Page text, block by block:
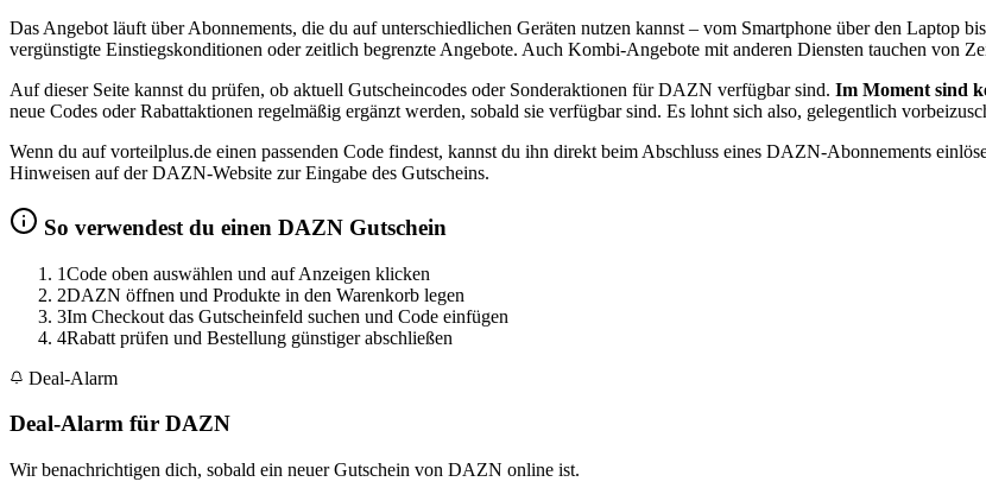
Das Angebot läuft über Abonnements, die du auf unterschiedlichen Geräten nutzen kannst – vom Smartphone über den
vergünstigte Einstiegskonditionen oder zeitlich begrenzte Angebote. Auch Kombi-Angebote mit anderen Diensten tauchen von
Auf dieser Seite kannst du prüfen, ob aktuell Gutscheincodes oder Sonderaktionen für DAZN verfügbar sind. Im Moment sind
neue Codes oder Rabattaktionen regelmäßig ergänzt werden, sobald sie verfügbar sind. Es lohnt sich also, gelegentlich
Wenn du auf vorteilplus.de einen passenden Code findest, kannst du ihn direkt beim Abschluss eines DAZN-Abonnements
Hinweisen auf der DAZN-Website zur Eingabe des Gutscheins.
So verwendest du einen DAZN Gutschein
1Code oben auswählen und auf Anzeigen klicken
2DAZN öffnen und Produkte in den Warenkorb legen
3Im Checkout das Gutscheinfeld suchen und Code einfügen
4Rabatt prüfen und Bestellung günstiger abschließen
Deal-Alarm
Deal-Alarm für DAZN
Wir benachrichtigen dich, sobald ein neuer Gutschein von DAZN online ist.